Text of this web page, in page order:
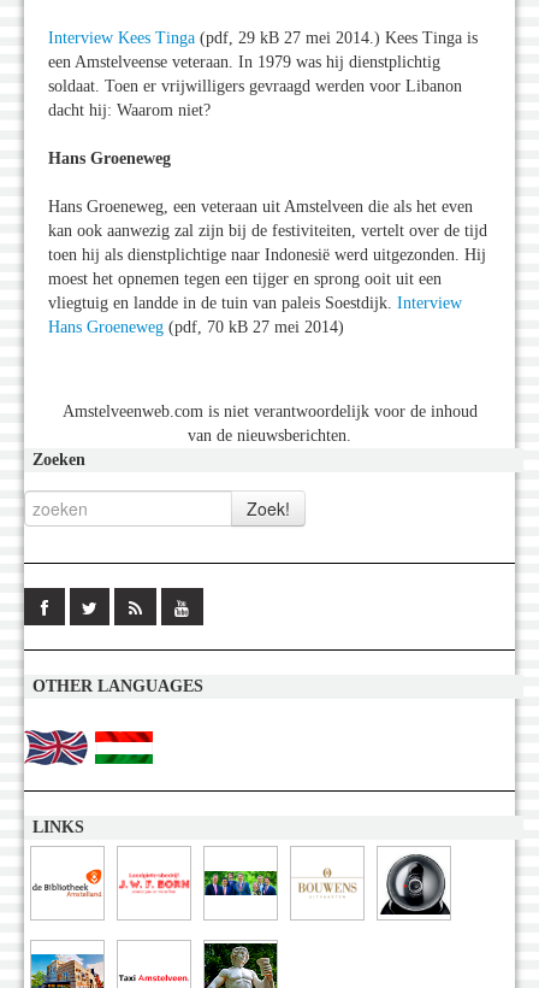
Interview Kees Tinga (pdf, 29 kB 27 mei 2014.) Kees Tinga is
een Amstelveense veteraan. In 1979 was hij dienstplichtig
soldaat. Toen er vrijwilligers gevraagd werden voor Libanon
dacht hij: Waarom niet?
Hans Groeneweg
Hans Groeneweg, een veteraan uit Amstelveen die als het even
kan ook aanwezig zal zijn bij de festiviteiten, vertelt over de tijd
toen hij als dienstplichtige naar Indonesië werd uitgezonden. Hij
moest het opnemen tegen een tijger en sprong ooit uit een
vliegtuig en landde in de tuin van paleis Soestdijk. Interview
Hans Groeneweg (pdf, 70 kB 27 mei 2014)
Amstelveenweb.com is niet verantwoordelijk voor de inhoud
van de nieuwsberichten.
Zoeken
OTHER LANGUAGES
LINKS